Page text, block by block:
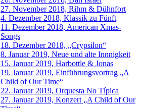
27. November 2018, Rihm & Dühnfort
4. Dezember 2018, Klassik zu Fünft
11. Dezember 2018, American Xmas-
Songs
18. Dezember 2018, „Crypsilon“
8. Januar 2019, Neue und alte Innnigkeit
15. Januar 2019, Harbottle & Jonas
19. Januar 2019, Einführungsvortrag „A
Child of Our Time“
22. Januar 2019, Orquesta No Típica
27. Januar 2019, Konzert „A Child of Our